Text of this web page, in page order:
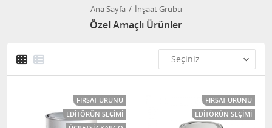
Ana Sayfa İnşaat Grubu
Özel Amaçlı Ürünler
FIRSAT ÜRÜNÜ
EDITÖRÜN SEÇIMI
FIRSAT ÜRÜNÜ
EDITÖRÜN SEÇIMI